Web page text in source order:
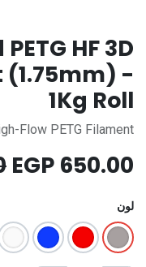
HF 3D
-
1Kg Roll
Flow PETG Filament
650.00
لون